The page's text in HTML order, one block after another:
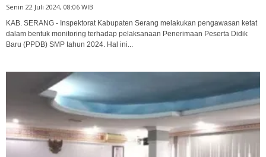
Senin 22 Juli 2024, 08:06 WIB
KAB. SERANG - Inspektorat Kabupaten Serang melakukan pengawasan ketat
dalam bentuk monitoring terhadap pelaksanaan Penerimaan Peserta Didik
Baru (PPDB) SMP tahun 2024. Hal ini...